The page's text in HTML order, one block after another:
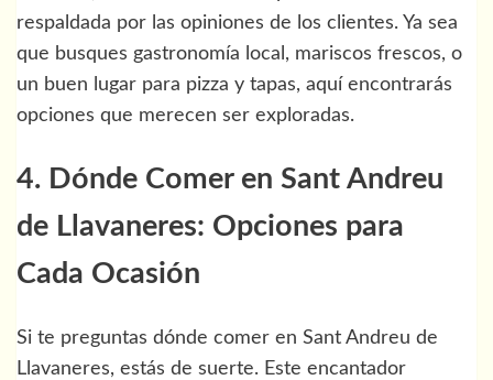
respaldada por las opiniones de los clientes. Ya sea
que busques gastronomía local, mariscos frescos, o
un buen lugar para pizza y tapas, aquí encontrarás
opciones que merecen ser exploradas.
4. Dónde Comer en Sant Andreu
de Llavaneres: Opciones para
Cada Ocasión
Si te preguntas dónde comer en Sant Andreu de
Llavaneres, estás de suerte. Este encantador